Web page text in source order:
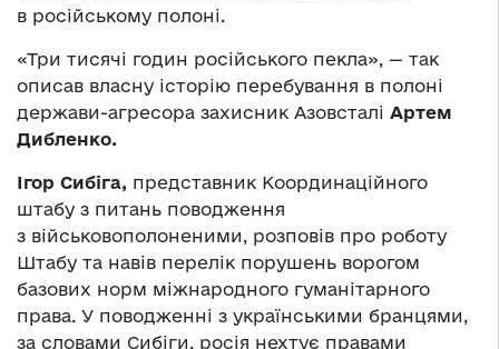
в російському полоні.
«Три тисячі годин російського пекла», — так
описав власну історію перебування в полоні
держави-агресора захисник Азовсталі Артем
Дибленко.
Ігор Сибіга, представник Координаційного
штабу з питань поводження
з військовополоненими, розповів про роботу
Штабу та навів перелік порушень ворогом
базових норм міжнародного гуманітарного
права. У поводженні з українськими бранцями,
за словами Сибіги, росія нехтує правами